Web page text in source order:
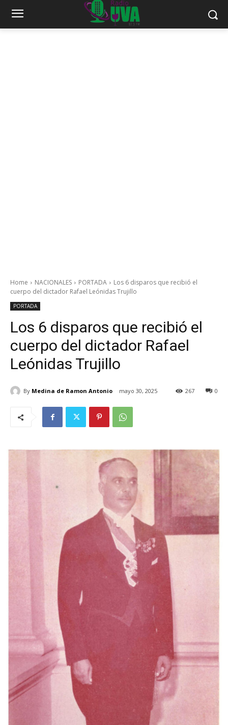
Home NACIONALES PORTADA
Los 6 disparos que recibió el
cuerpo del dictador Rafael Leónidas Trujillo
PORTADA
Los 6 disparos que recibió el
cuerpo del dictador Rafael
Leónidas Trujillo
By Medina de Ramon Antonio mayo 30, 2025 0
267